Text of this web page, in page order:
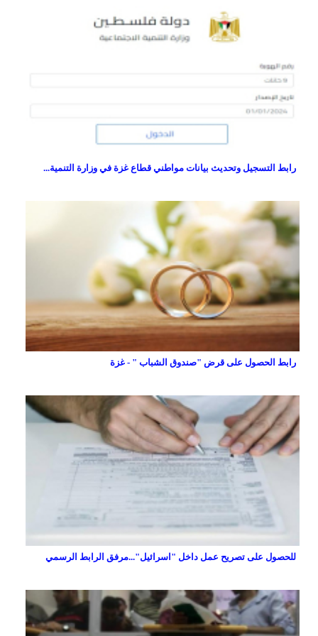
رابط التسجيل وتحديث بيانات مواطني قطاع غزة في وزارة التنمية...
رابط الحصول على قرض "صندوق الشباب " - غزة
للحصول على تصريح عمل داخل "اسرائيل"...مرفق الرابط الرسمي